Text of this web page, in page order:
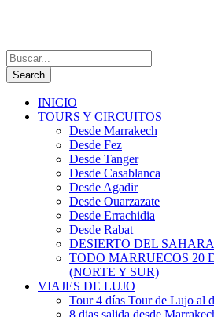
INICIO
TOURS Y CIRCUITOS
Desde Marrakech
Desde Fez
Desde Tanger
Desde Casablanca
Desde Agadir
Desde Ouarzazate
Desde Errachidia
Desde Rabat
DESIERTO DEL SAHARA
TODO MARRUECOS 20
(NORTE Y SUR)
VIAJES DE LUJO
Tour 4 días Tour de Lujo al
8 dias salida desde